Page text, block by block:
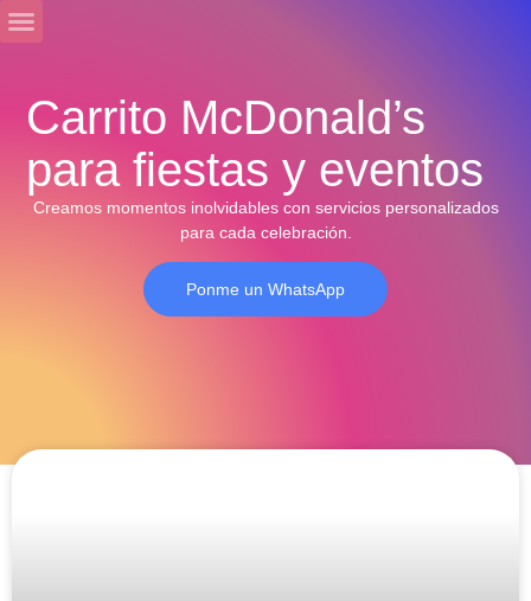
Carrito McDonald’s
para fiestas y eventos
Creamos momentos inolvidables con servicios personalizados
para cada celebración.
Ponme un WhatsApp